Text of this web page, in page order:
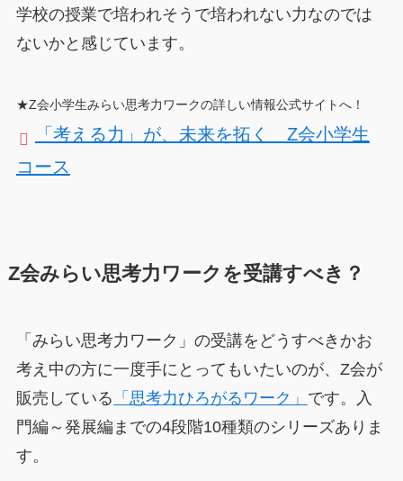
学校の授業で培われそうで培われない力なのでは
ないかと感じています。
★Z会小学生みらい思考力ワークの詳しい情報公式サイトへ！
「考える力」が、未来を拓く Z会小学生
コース
Z会みらい思考力ワークを受講すべき？
「みらい思考力ワーク」の受講をどうすべきかお
考え中の方に一度手にとってもいたいのが、Z会が
販売している 「思考力ひろがるワーク」 です。入
門編～発展編までの4段階10種類のシリーズありま
す。